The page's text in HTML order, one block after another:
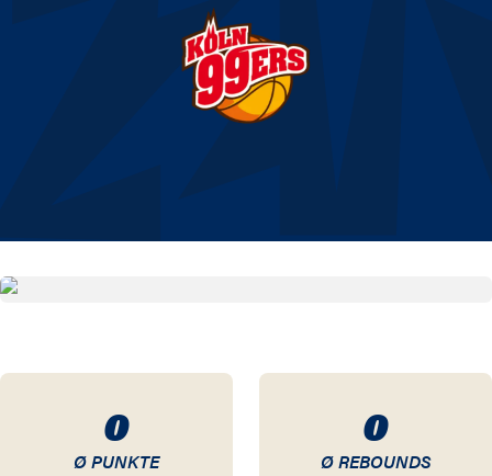
0
Ø PUNKTE
0
Ø REBOUNDS